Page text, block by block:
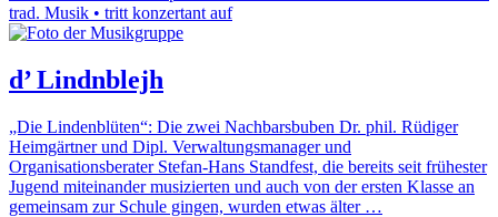
trad. Musik • tritt konzertant auf
d’ Lindnblejh
„Die Lindenblüten“: Die zwei Nachbarsbuben Dr. phil. Rüdiger
Heimgärtner und Dipl. Verwaltungsmanager und
Organisationsberater Stefan-Hans Standfest, die bereits seit frühester
Jugend miteinander musizierten und auch von der ersten Klasse an
gemeinsam zur Schule gingen, wurden etwas älter …